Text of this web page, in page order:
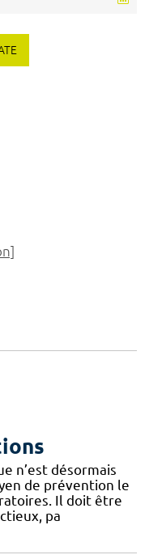
n’est désormais
de prévention le
Il doit être
pa